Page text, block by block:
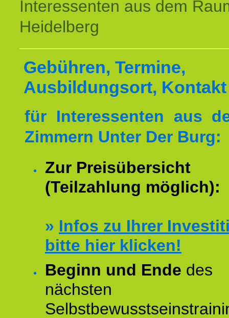
Interessenten aus dem
Heidelberg
Gebühren, Termine,
Ausbildungsort, Kontakt
für Interessenten aus
Zimmern Unter Der Burg:
Zur Preisübersicht
(Teilzahlung möglich):
» Infos zu Ihrer
bitte hier klicken!
Beginn und Ende des
nächsten